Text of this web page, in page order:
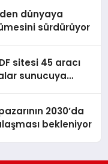
dünyaya
sürdürüyor
sitesi 45 aracı
sunucuya
2030’da
bekleniyor